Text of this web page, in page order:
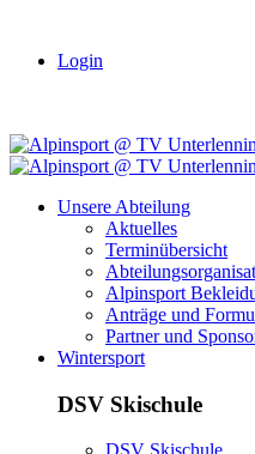
Login
Unsere Abteilung
Aktuelles
Terminübersicht
Alpinsport
Anträge und
Partner und
Wintersport
DSV Skischule